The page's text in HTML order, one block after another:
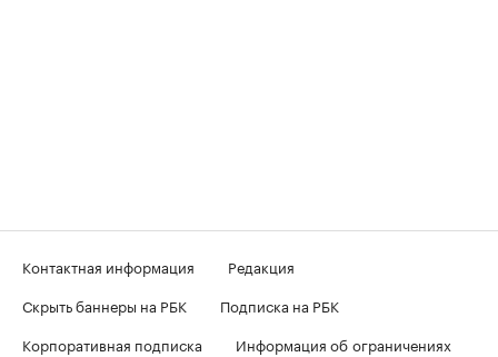
Контактная информация
Редакция
Скрыть баннеры на РБК
Подписка на РБК
Корпоративная подписка
Информация об ограничениях